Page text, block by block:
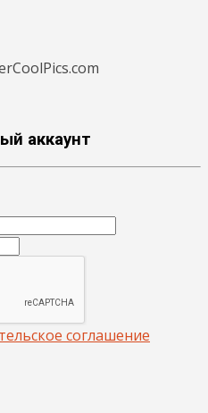
аккаунт
соглашение